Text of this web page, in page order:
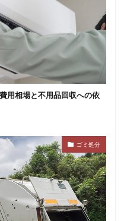
用相場と不用品回収への依
ゴミ処分